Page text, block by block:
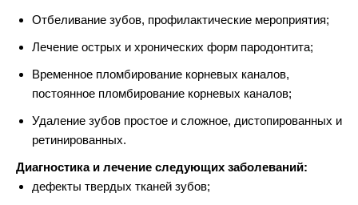
Отбеливание зубов, профилактические мероприятия;
Лечение острых и хронических форм пародонтита;
Временное пломбирование корневых каналов,
постоянное пломбирование корневых каналов;
Удаление зубов простое и сложное, дистопированных и
ретинированных.
Диагностика и лечение следующих заболеваний:
дефекты твердых тканей зубов;